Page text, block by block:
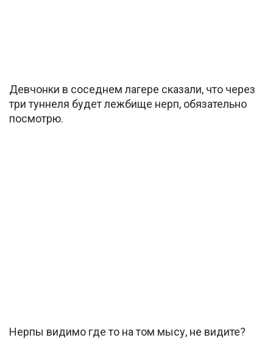
Девчонки в соседнем лагере сказали, что через
три туннеля будет лежбище нерп, обязательно
посмотрю.
Нерпы видимо где то на том мысу, не видите?